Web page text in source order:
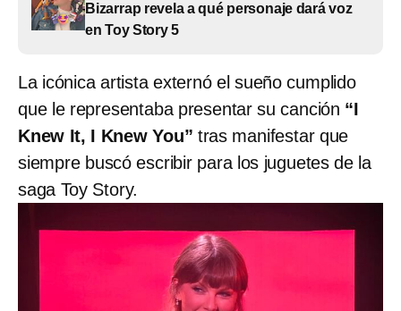
Bizarrap revela a qué personaje dará voz
en Toy Story 5
La icónica artista externó el sueño cumplido
que le representaba presentar su canción “I
Knew It, I Knew You” tras manifestar que
siempre buscó escribir para los juguetes de la
saga Toy Story.